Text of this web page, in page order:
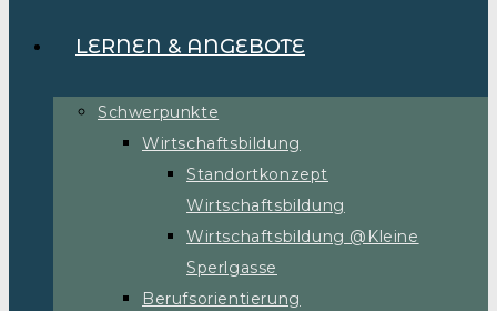
LERNEN & ANGEBOTE
Schwerpunkte
Wirtschaftsbildung
Standortkonzept
Wirtschaftsbildung
Wirtschaftsbildung @Kleine
Sperlgasse
Berufsorientierung